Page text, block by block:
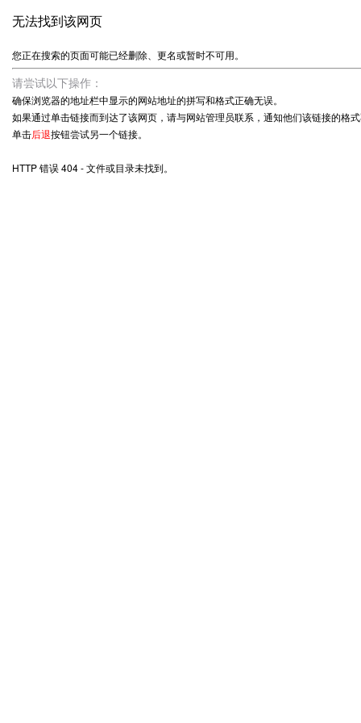
无法找到该网页
您正在搜索的页面可能已经删除、更名或暂时不可用。
请尝试以下操作：
确保浏览器的地址栏中显示的网站地址的拼写和格式正确无误。
如果通过单击链接而到达了该网页，请与网站管理员联系，通知他们该链接的格
单击后退按钮尝试另一个链接。
HTTP 错误 404 - 文件或目录未找到。